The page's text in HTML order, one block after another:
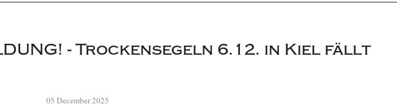
- Trockensegeln 6.12. in Kiel fällt
05 December 2025